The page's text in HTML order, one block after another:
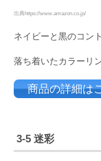
出典https://www.amazon.co.jp/
ネイビーと黒のコン
落ち着いたカラーリ
商品の詳細は
3-5 迷彩